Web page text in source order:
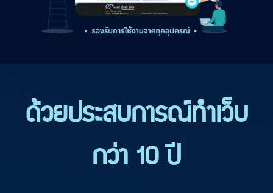
ด้วยประสบการณ์ทำเว็บ
กว่า 10 ปี